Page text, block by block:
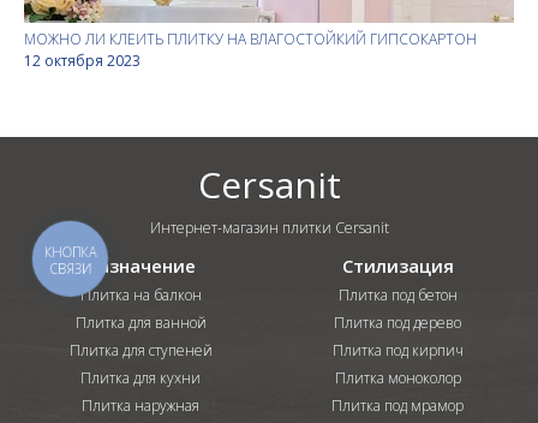
МОЖНО ЛИ КЛЕИТЬ ПЛИТКУ НА ВЛАГОСТОЙКИЙ ГИПСОКАРТОН
12 октября 2023
Cersanit
Интернет-магазин плитки Cersanit
Назначение
Плитка на балкон
Плитка для ванной
Плитка для ступеней
Плитка для кухни
Плитка наружная
Стилизация
Плитка под бетон
Плитка под дерево
Плитка под кирпич
Плитка моноколор
Плитка под мрамор
КНОПКА
СВЯЗИ